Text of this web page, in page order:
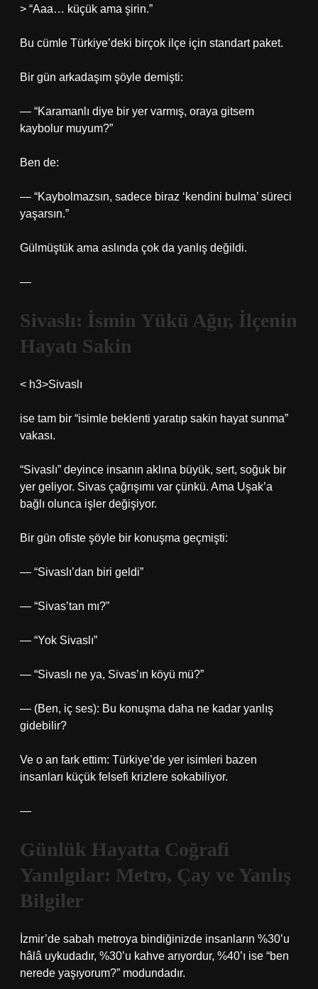
> “Aaa… küçük ama şirin.”
Bu cümle Türkiye’deki birçok ilçe için standart paket.
Bir gün arkadaşım şöyle demişti:
— “Karamanlı diye bir yer varmış, oraya gitsem
kaybolur muyum?”
Ben de:
— “Kaybolmazsın, sadece biraz ‘kendini bulma’ süreci
yaşarsın.”
Gülmüştük ama aslında çok da yanlış değildi.
—
Sivaslı: İsmin Yükü Ağır, İlçenin
Hayatı Sakin
< h3>Sivaslı
ise tam bir “isimle beklenti yaratıp sakin hayat sunma”
vakası.
“Sivaslı” deyince insanın aklına büyük, sert, soğuk bir
yer geliyor. Sivas çağrışımı var çünkü. Ama Uşak’a
bağlı olunca işler değişiyor.
Bir gün ofiste şöyle bir konuşma geçmişti:
— “Sivaslı’dan biri geldi”
— “Sivas’tan mı?”
— “Yok Sivaslı”
— “Sivaslı ne ya, Sivas’ın köyü mü?”
— (Ben, iç ses): Bu konuşma daha ne kadar yanlış
gidebilir?
Ve o an fark ettim: Türkiye’de yer isimleri bazen
insanları küçük felsefi krizlere sokabiliyor.
—
Günlük Hayatta Coğrafi
Yanılgılar: Metro, Çay ve Yanlış
Bilgiler
İzmir’de sabah metroya bindiğinizde insanların %30’u
hâlâ uykudadır, %30’u kahve arıyordur, %40’ı ise “ben
nerede yaşıyorum?” modundadır.